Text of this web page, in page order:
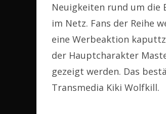
Neuigkeiten rund um die
im Netz. Fans der Reihe
eine Werbeaktion
der Hauptcharakter
gezeigt werden. Das
Transmedia Kiki Wolfkill.